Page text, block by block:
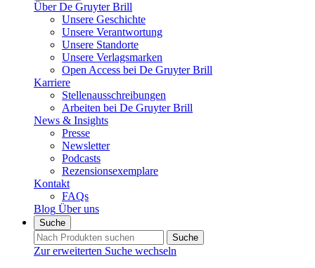
Über De Gruyter Brill
Unsere Geschichte
Unsere Verantwortung
Unsere Standorte
Unsere Verlagsmarken
Open Access bei De Gruyter Brill
Karriere
Stellenausschreibungen
Arbeiten bei De Gruyter Brill
News & Insights
Presse
Newsletter
Podcasts
Rezensionsexemplare
Kontakt
FAQs
Blog Über uns
Suche
Suche
Zur erweiterten Suche wechseln